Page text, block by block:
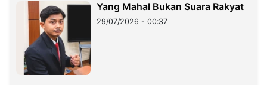
Yang Mahal Bukan Suara Rakyat
29/07/2026 - 00:37